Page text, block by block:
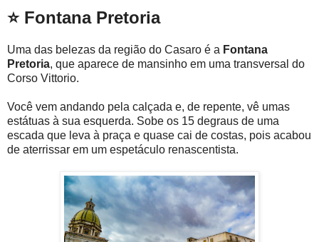
⭐ Fontana Pretoria
Uma das belezas da região do Casaro é a Fontana
Pretoria, que aparece de mansinho em uma transversal do
Corso Vittorio.
Você vem andando pela calçada e, de repente, vê umas
estátuas à sua esquerda. Sobe os 15 degraus de uma
escada que leva à praça e quase cai de costas, pois acabou
de aterrissar em um espetáculo renascentista.